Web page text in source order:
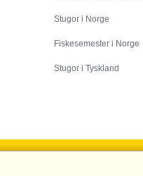
Stugor i Norge
Fiskesemester i Norge
Stugor i Tyskland